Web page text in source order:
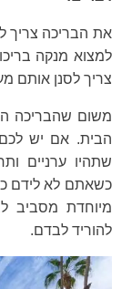
את הבריכה צריך
למצוא מנקה
צריך לסנן אותם
משום שהבריכה
הבית. אם יש
שתהיו ערניים
כשאתם לא לידם
מיוחדת מסביב
להוריד לבדם.